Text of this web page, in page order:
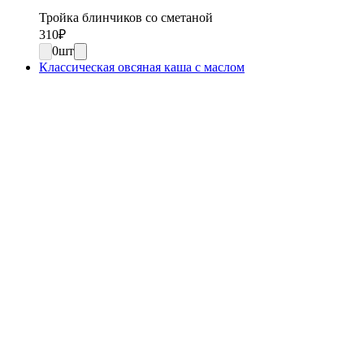
Тройка блинчиков со сметаной
310₽
0шт
Классическая овсяная каша с маслом